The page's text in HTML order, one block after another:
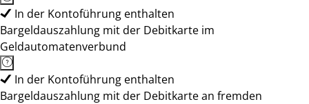
In der Kontoführung enthalten
Bargeldauszahlung mit der Debitkarte im
Geldautomatenverbund
In der Kontoführung enthalten
Bargeldauszahlung mit der Debitkarte an fremden